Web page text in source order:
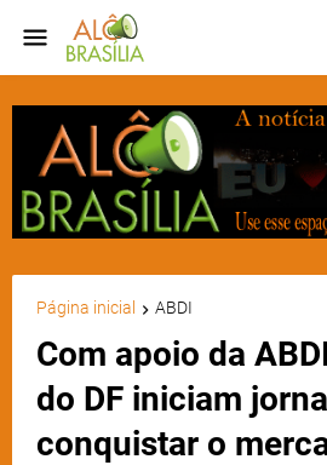
Página inicial ABDI
Com apoio da
do DF iniciam
conquistar o